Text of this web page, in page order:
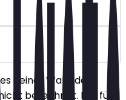
deiner Wahl, das
berechnet. Nur für